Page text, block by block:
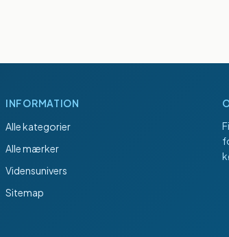
INFORMATION
Alle kategorier
Alle mærker
Vidensunivers
Sitemap